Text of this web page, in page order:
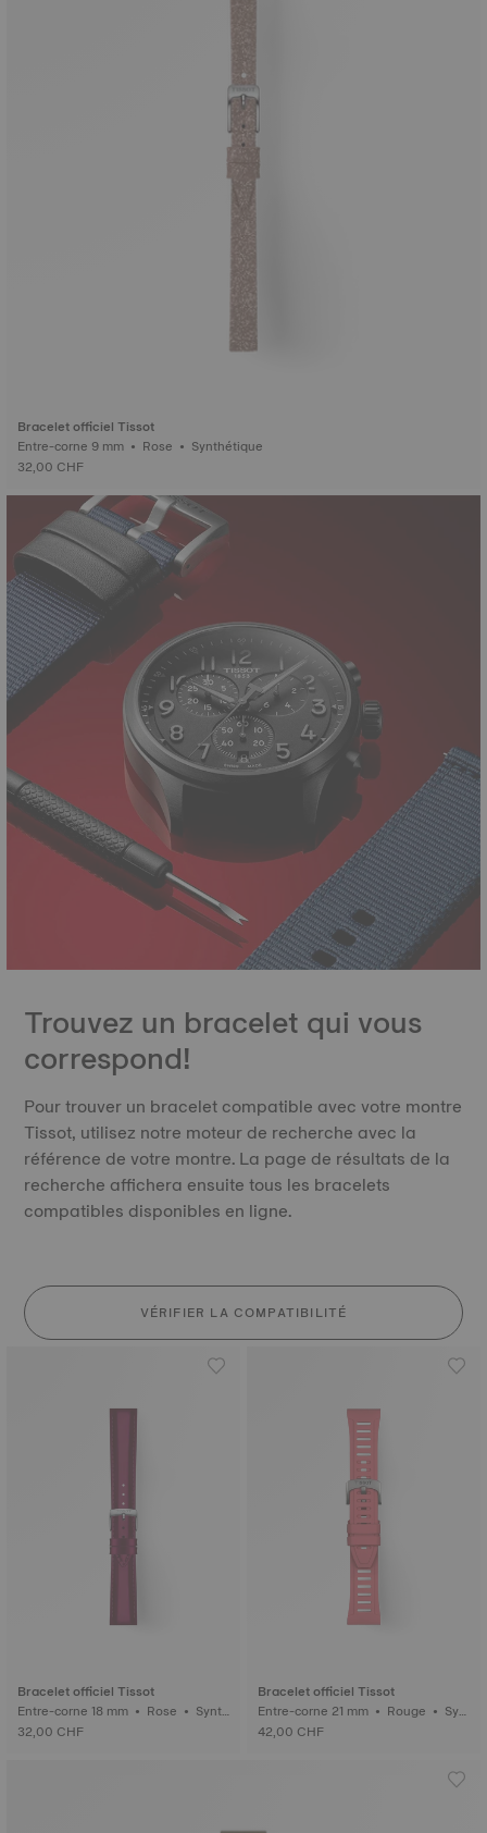
Bracelet officiel Tissot
Entre-corne 9 mm • Rose • Synthétique
32,00 CHF
Trouvez un bracelet qui vous
correspond!
Pour trouver un bracelet compatible avec votre montre
Tissot, utilisez notre moteur de recherche avec la
référence de votre montre. La page de résultats de la
recherche affichera ensuite tous les bracelets
compatibles disponibles en ligne.
VÉRIFIER LA COMPATIBILITÉ
Bracelet officiel Tissot
Entre-corne 18 mm • Rose • Synth
étique
32,00 CHF
Bracelet officiel Tissot
Entre-corne 21 mm • Rouge • Syn
thétique
42,00 CHF